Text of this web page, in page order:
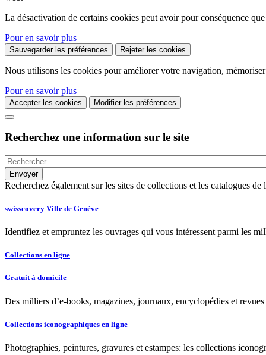
La désactivation de certains cookies peut avoir pour conséquence
Pour en savoir plus
Sauvegarder les préférences Rejeter les cookies
Nous utilisons les cookies pour améliorer votre navigation,
Pour en savoir plus
Accepter les cookies Modifier les préférences
Recherchez une information sur le site
Recherchez également sur les sites de collections et les catalogues
swisscovery Ville de Genève
Identifiez et empruntez les ouvrages qui vous intéressent parmi les
Collections en ligne
Gratuit à domicile
Des milliers d’e-books, magazines, journaux, encyclopédies et
Collections iconographiques en ligne
Photographies, peintures, gravures et estampes: les collections